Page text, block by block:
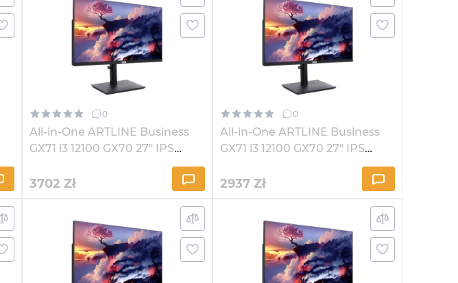
0
All-in-One ARTLINE Business
GX71 i3 12100 GX70 27" IPS
3702 Zł
0
All-in-One ARTLINE Business
GX71 i3 12100 GX70 27" IPS
2937 Zł